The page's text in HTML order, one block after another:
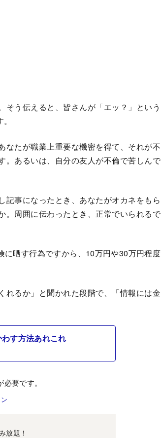
う伝えると、皆さんが「エッ？」という
たが職業上重要な機密を得て、それが不
。あるいは、自分の友人が不倫で苦しんで
事になったとき、あなたがオカネをもら
。周囲に伝わったとき、正常でいられるで
晒す行為ですから、10万円や30万円程度
るか」と聞かれた段階で、「情報には金
す方法あれこれ
要です。
放題！